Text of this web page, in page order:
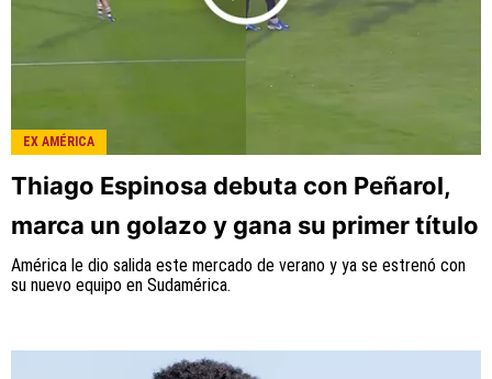
EX AMÉRICA
Thiago Espinosa debuta con Peñarol,
marca un golazo y gana su primer título
América le dio salida este mercado de verano y ya se estrenó con
su nuevo equipo en Sudamérica.